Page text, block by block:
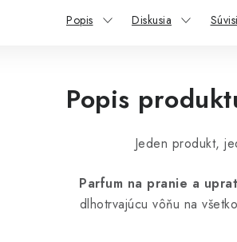
Popis Diskusia
Popis
Jeden produkt,
Parfum na pranie a
dlhotrvajúcu vôňu na